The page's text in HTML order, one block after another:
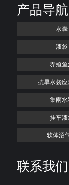
产品导航
水囊
液袋
养殖鱼
抗旱水袋
集雨水
挂车液
软体沼
联系我们